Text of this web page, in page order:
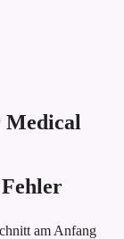
Medical
am Anfang